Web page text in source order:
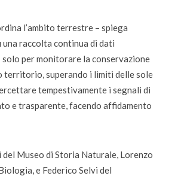
l’ambito terrestre – spiega
raccolta continua di dati
per monitorare la conservazione
territorio, superando i limiti delle sole
tempestivamente i segnali di
e trasparente, facendo affidamento
Museo di Storia Naturale, Lorenzo
e Federico Selvi del